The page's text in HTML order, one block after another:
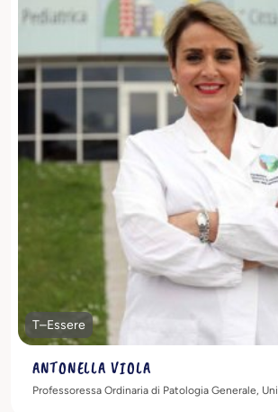
Ruoli
Speaker Relatore
Progetti
Mostra tutti Ready4Future T–Essere
Applica filtri
Scopri di più
T–Essere
ANTONELLA VIOLA
Professoressa Ordinaria di Patologia Generale,